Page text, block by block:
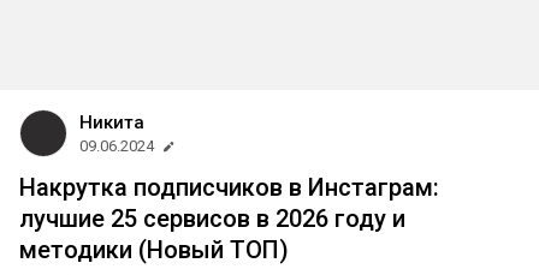
Никита
09.06.2024
Накрутка подписчиков в Инстаграм:
лучшие 25 сервисов в 2026 году и
методики (Новый ТОП)